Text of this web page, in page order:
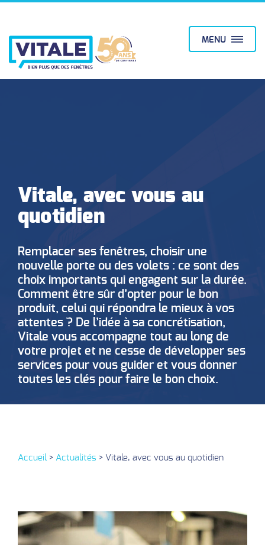
MENU
Vitale, avec vous au
quotidien
Remplacer ses fenêtres, choisir une
nouvelle porte ou des volets : ce sont des
choix importants qui engagent sur la durée.
Comment être sûr d’opter pour le bon
produit, celui qui répondra le mieux à vos
attentes ? De l’idée à sa concrétisation,
Vitale vous accompagne tout au long de
votre projet et ne cesse de développer ses
services pour vous guider et vous donner
toutes les clés pour faire le bon choix.
Accueil> Actualités > Vitale, avec vous au quotidien